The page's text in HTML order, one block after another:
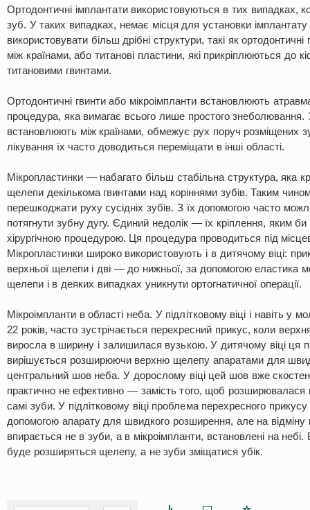
Ортодонтичні імплантати використовуються в тих випадках,
зуб. У таких випадках, немає місця для установки імплантату
використовувати більш дрібні структури, такі як
між країнами, або титанові пластини, які прикріплюються до
титановими гвинтами.
Ортодонтичні гвинти або мікроімпланти встановлюють
процедура, яка вимагає всього лише простого знеболювання.
встановлюють між країнами, обмежує рух поруч розміщених
лікування їх часто доводиться переміщати в інші області.
Мікропластинки — набагато більш стабільна структура, яка
щелепи декількома гвинтами над коріннями зубів. Таким
перешкоджати руху сусідніх зубів. З їх допомогою часто
потягнути зубну дугу. Єдиний недолік — їх кріплення, яким
хірургічною процедурою. Ця процедура проводиться під
Мікропластинки широко використовують і в дитячому віці:
верхньої щелепи і дві — до нижньої, за допомогою еластика
щелепи і в деяких випадках уникнути ортогнатичної операції.
Мікроімпланти в області неба. У підлітковому віці і навіть у
22 років, часто зустрічається перехресний прикус, коли
виросла в ширину і залишилася вузькою. У дитячому віці ця
вирішується розширюючи верхню щелепу апаратами для
центральний шов неба. У дорослому віці цей шов вже
практично не ефективно — замість того, щоб розширювалася
самі зуби. У підлітковому віці проблема перехресного
допомогою апарату для швидкого розширення, але на відміну
впирається не в зуби, а в мікроімпланти, встановлені на
буде розширяться щелепу, а не зуби зміщатися убік.